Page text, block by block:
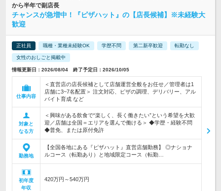
から半年で副店長
チャンスが急増中！『ピザハット』の【店長候補】※未経験大
歓迎
正社員 職種・業種未経験OK 学歴不問 第二新卒歓迎 転勤なし
女性のおしごと掲載中
情報更新日：2026/08/04 終了予定日：2026/10/05
仕事内容
＜直営店の店長候補として店舗運営全般をお任せ／管理者は1
店舗に3~7名配置＞ 注文対応、ピザの調理、デリバリー、アル
バイト育成 など
対象と
なる方
＜興味がある飲食で“楽しく、長く働きたい”という希望を大歓
迎／店舗は全国＝エリアを選んで働ける＞ ◆学歴・経験不問
◆普免、または原付免許
勤務地
【全国各地にある『ピザハット』直営店舗勤務】 ◎ナショナ
ルコース（転勤あり）と地域限定コース（転勤…
初年度
年収
420万円～540万円